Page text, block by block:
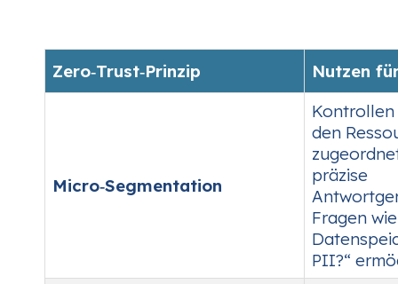
Zero‑Trust‑Prinzip Nutzen
Micro‑Segmentation
den
präzise
Fragen
PII?“